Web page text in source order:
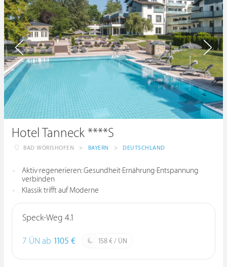
Hotel Tanneck ****S
BAD WÖRISHOFEN > BAYERN > DEUTSCHLAND
Aktiv·regenerieren: Gesundheit·Ernährung·Entspannung
verbinden
Klassik trifft auf Moderne
Speck-Weg 4.1
7 ÜN ab 1105 € 158 € / ÜN